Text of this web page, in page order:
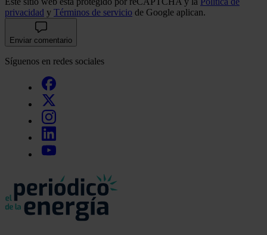
privacidad y Términos de servicio de Google aplican.
Enviar comentario
Síguenos en redes sociales